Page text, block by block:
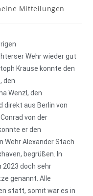
Mitteilungen
Wehr wieder gut
Krause konnte den
den
Wenzl, den
direkt aus Berlin von
von der
er den
Alexander Stach
begrüßen. In
2023 doch sehr
genannt. Alle
statt, somit war es in